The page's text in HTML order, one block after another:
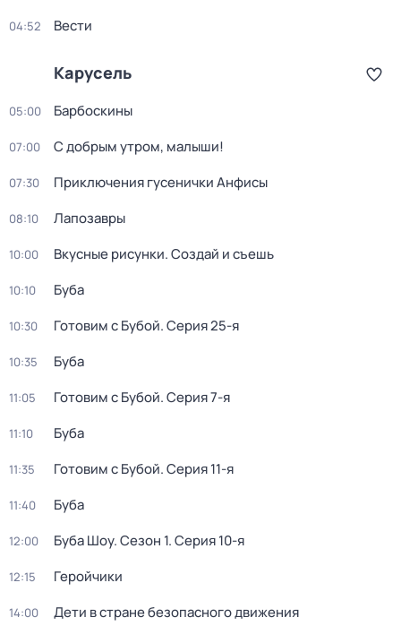
04:52 Вести
Карусель
05:00 Барбоскины
07:00 С добрым утром, малыши!
07:30 Приключения гусенички Анфисы
08:10 Лапозавры
10:00 Вкусные рисунки. Создай и съешь
10:10 Буба
10:30 Готовим с Бубой. Серия 25-я
10:35 Буба
11:05 Готовим с Бубой. Серия 7-я
11:10 Буба
11:35 Готовим с Бубой. Серия 11-я
11:40 Буба
12:00 Буба Шоу. Сезон 1. Серия 10-я
12:15 Геройчики
14:00 Дети в стране безопасного движения